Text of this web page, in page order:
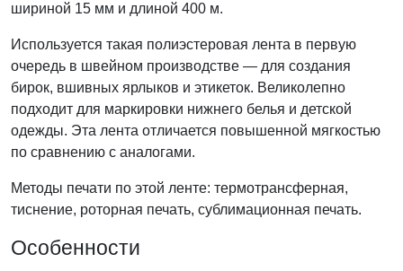
шириной 15 мм и длиной 400 м.
Используется такая полиэстеровая лента в первую
очередь в швейном производстве — для создания
бирок, вшивных ярлыков и этикеток. Великолепно
подходит для маркировки нижнего белья и детской
одежды. Эта лента отличается повышенной мягкостью
по сравнению с аналогами.
Методы печати по этой ленте: термотрансферная,
тиснение, роторная печать, сублимационная печать.
Особенности